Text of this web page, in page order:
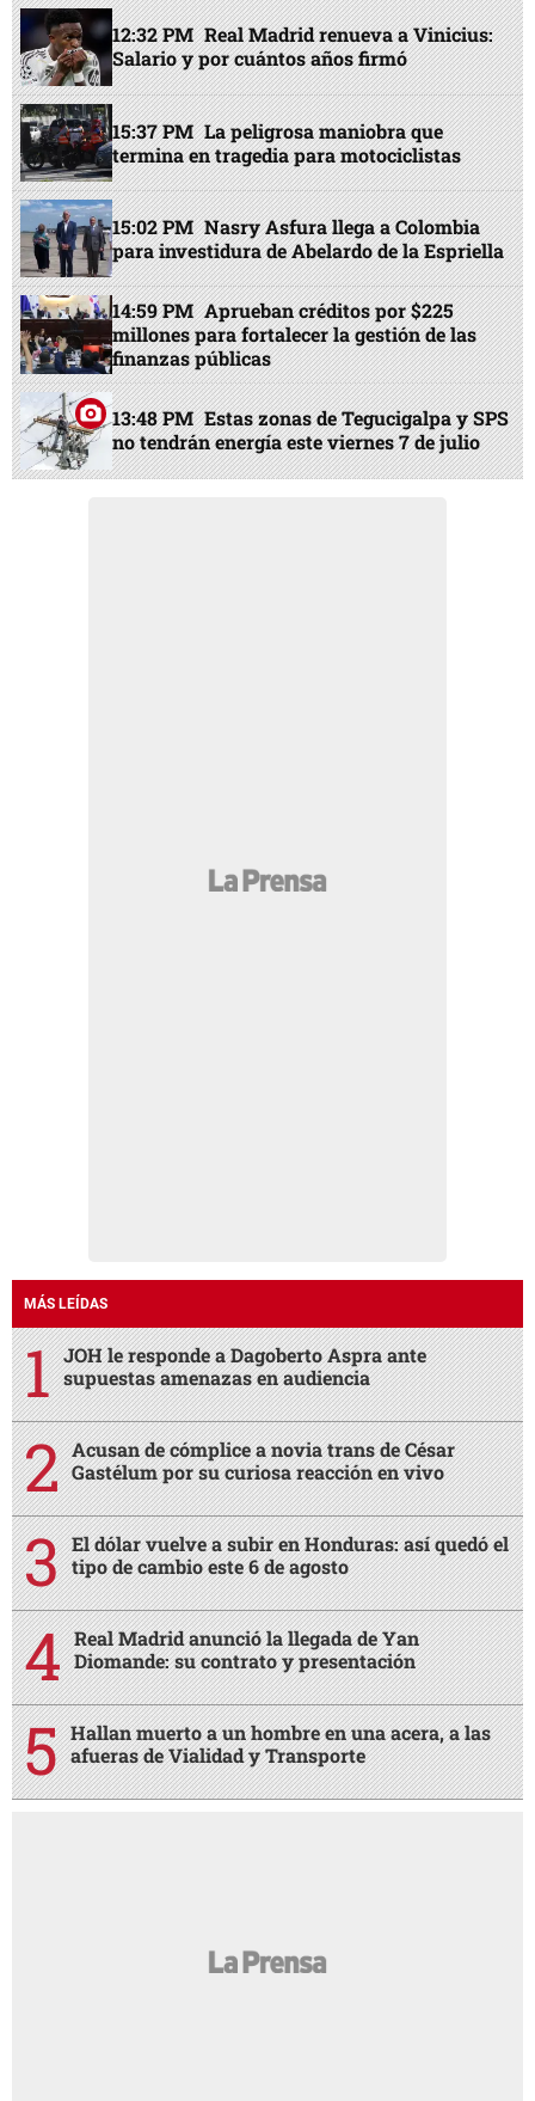
12:32 PM Real Madrid renueva a Vinicius:
Salario y por cuántos años firmó
15:37 PM La peligrosa maniobra que
termina en tragedia para motociclistas
15:02 PM Nasry Asfura llega a Colombia
para investidura de Abelardo de la Espriella
14:59 PM Aprueban créditos por $225
millones para fortalecer la gestión de las
finanzas públicas
13:48 PM Estas zonas de Tegucigalpa y SPS
no tendrán energía este viernes 7 de julio
MÁS LEÍDAS
JOH le responde a Dagoberto Aspra ante
supuestas amenazas en audiencia
Acusan de cómplice a novia trans de César
Gastélum por su curiosa reacción en vivo
El dólar vuelve a subir en Honduras: así quedó el
tipo de cambio este 6 de agosto
Real Madrid anunció la llegada de Yan
Diomande: su contrato y presentación
Hallan muerto a un hombre en una acera, a las
afueras de Vialidad y Transporte